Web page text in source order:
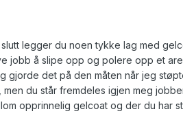
legger du noen tykke lag med
jobb å slipe opp og polere opp et
gjorde det på den måten når jeg
du står fremdeles igjen meg
opprinnelig gelcoat og der du har